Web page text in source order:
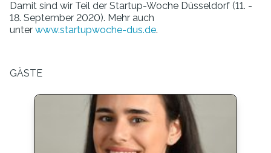
Damit sind wir Teil der Startup-Woche Düsseldorf (11. -
18. September 2020). Mehr auch
unter www.startupwoche-dus.de.
GÄSTE